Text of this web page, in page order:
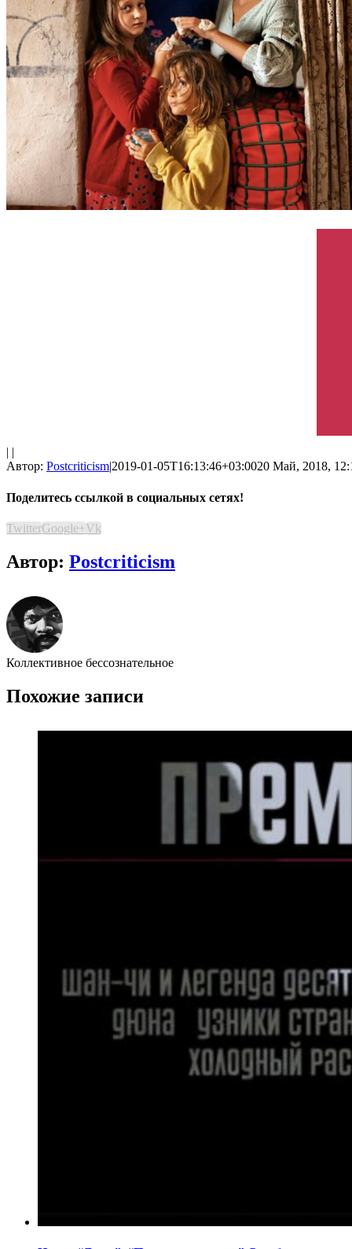
| |
Автор: Postcriticism|2019-01-05T16:13:46+03:0020 Май, 2018,
Поделитесь ссылкой в социальных сетях!
TwitterGoogle+Vk
Автор: Postcriticism
Коллективное бессознательное
Похожие записи